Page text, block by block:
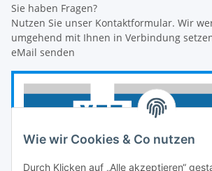
Wie wir Cookies & Co nutzen
Durch Klicken auf „Alle akzeptieren“
Sie haben Fragen?
Nutzen Sie unser Kontaktformular. Wir
umgehend mit Ihnen in Verbindung
eMail senden